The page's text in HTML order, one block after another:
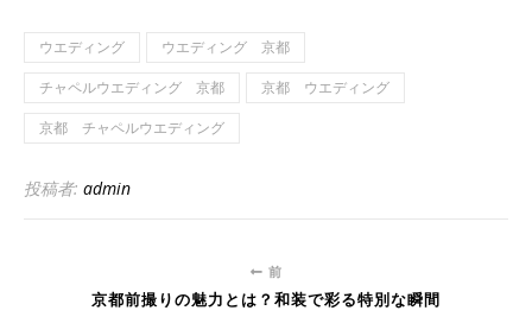
ウエディング
ウエディング 京都
チャペルウエディング 京都
京都 ウエディング
京都 チャペルウエディング
投稿者: admin
前
京都前撮りの魅力とは？和装で彩る特別な瞬間